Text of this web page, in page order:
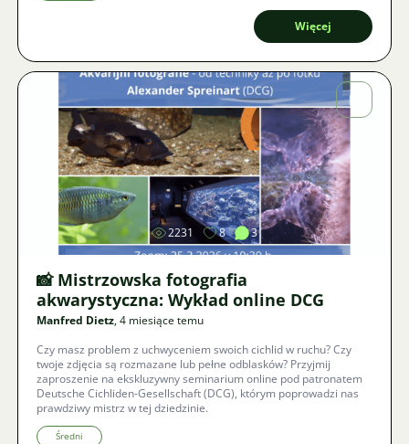
Więcej
Zdjęcie
2231 8 3
📸 Mistrzowska fotografia
akwarystyczna: Wykład online DCG
Manfred Dietz, 4 miesiące temu
Czy masz problem z uchwyceniem swoich cichlid w ruchu? Czy
twoje zdjęcia są rozmazane lub pełne odblasków? Przyjmij
zaproszenie na ekskluzywny seminarium online pod patronatem
Deutsche Cichliden-Gesellschaft (DCG), którym poprowadzi nas
prawdziwy mistrz w tej dziedzinie.
Średni